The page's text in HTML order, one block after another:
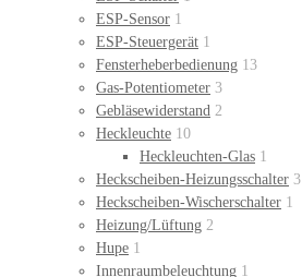
ESP-Sensor 1
ESP-Steuergerät 1
Fensterheberbedienung 13
Gas-Potentiometer 3
Gebläsewiderstand 2
Heckleuchte 10
Heckleuchten-Glas 1
Heckscheiben-Heizungsschalter 3
Heckscheiben-Wischerschalter 1
Heizung/Lüftung 2
Hupe 1
Innenraumbeleuchtung 1